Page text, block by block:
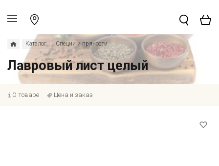
Каталог Специи и пряности
Лавровый лист целый
О товаре Цена и заказ